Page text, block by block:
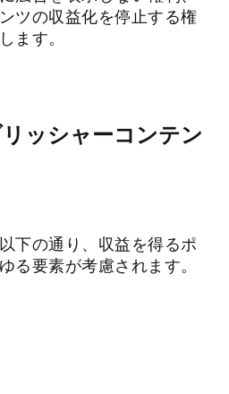
ツの収益化を停止する権
ます。
ッシャーコンテン
下の通り、収益を得るポ
る要素が考慮されます。